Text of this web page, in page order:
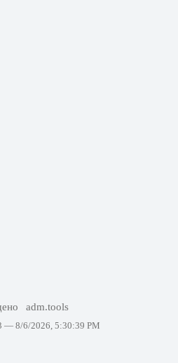
adm.tools
— 8/6/2026, 5:30:39 PM